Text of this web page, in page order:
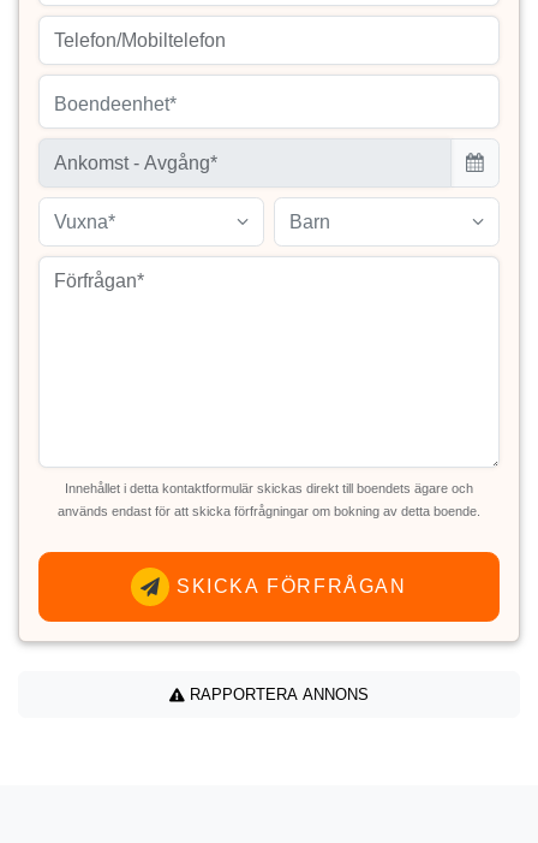
Boendeenhet*
Vuxna* Barn
Innehållet i detta kontaktformulär skickas direkt till boendets ägare och
används endast för att skicka förfrågningar om bokning av detta boende.
SKICKA FÖRFRÅGAN
RAPPORTERA ANNONS